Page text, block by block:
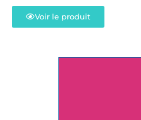
Voir le produit